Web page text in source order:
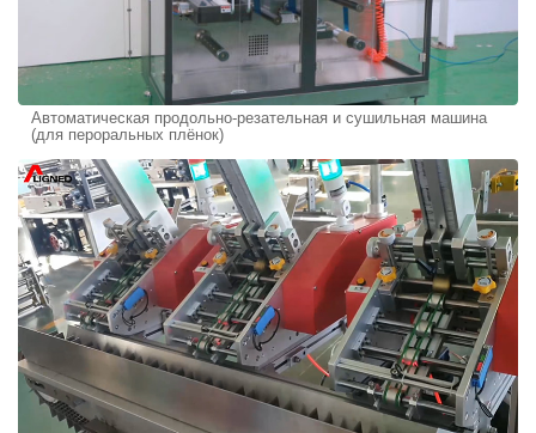
Автоматическая продольно-резательная и сушильная машина
(для пероральных плёнок)